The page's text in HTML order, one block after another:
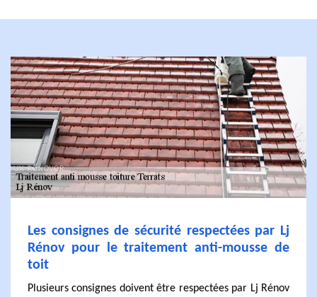
Les consignes de sécurité respectées par Lj
Rénov pour le traitement anti-mousse de
toit
Plusieurs consignes doivent être respectées par Lj Rénov